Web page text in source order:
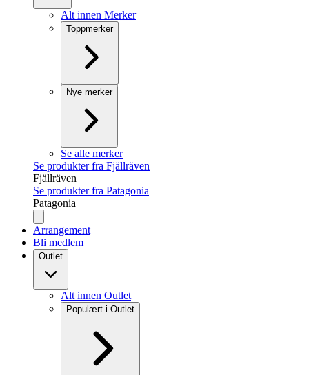
Alt innen Merker
Toppmerker
Nye merker
Se alle merker
Se produkter fra Fjällräven
Fjällräven
Se produkter fra Patagonia
Patagonia
Arrangement
Bli medlem
Outlet
Alt innen Outlet
Populært i Outlet